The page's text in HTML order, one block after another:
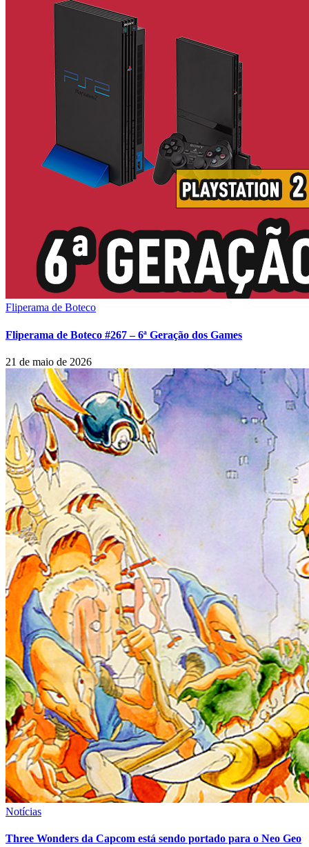
Fliperama de Boteco
Fliperama de Boteco #267 – 6ª Geração dos Games
21 de maio de 2026
Notícias
Three Wonders da Capcom está sendo portado para o Neo Geo